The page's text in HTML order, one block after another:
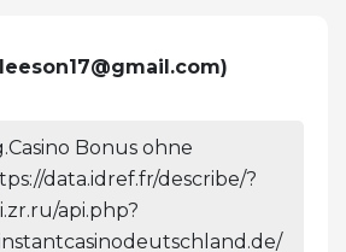
)
Bonus ohne
data.idref.fr/describe/?
api.php?